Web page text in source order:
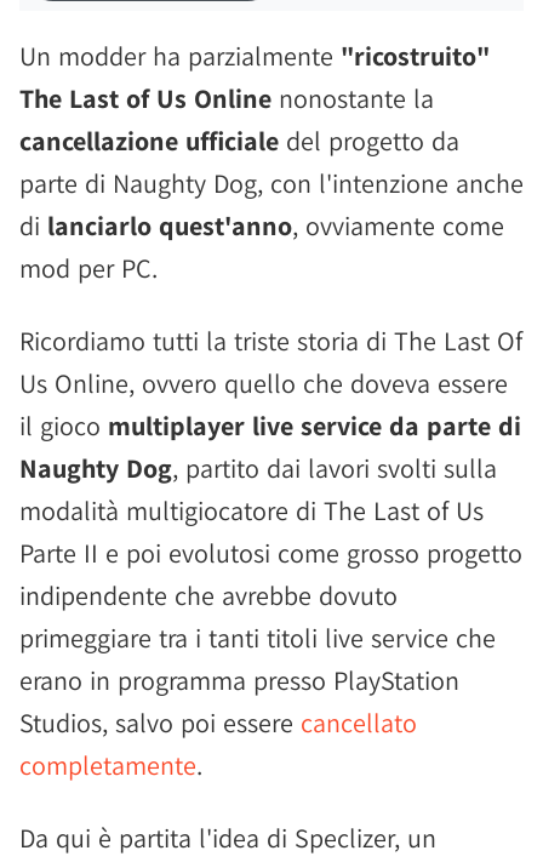
Un modder ha parzialmente "ricostruito"
The Last of Us Online nonostante la
cancellazione ufficiale del progetto da
parte di Naughty Dog, con l'intenzione anche
di lanciarlo quest'anno, ovviamente come
mod per PC.
Ricordiamo tutti la triste storia di The Last Of
Us Online, ovvero quello che doveva essere
il gioco multiplayer live service da parte di
Naughty Dog, partito dai lavori svolti sulla
modalità multigiocatore di The Last of Us
Parte II e poi evolutosi come grosso progetto
indipendente che avrebbe dovuto
primeggiare tra i tanti titoli live service che
erano in programma presso PlayStation
Studios, salvo poi essere cancellato
completamente.
Da qui è partita l'idea di Speclizer, un